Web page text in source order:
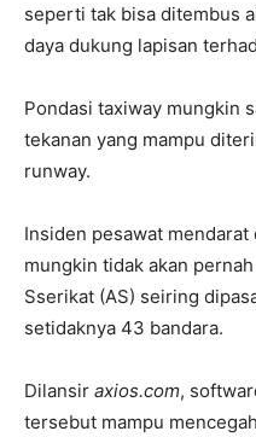
seperti tak bisa ditembus
daya dukung lapisan
Pondasi taxiway mungkin
tekanan yang mampu
runway.
Insiden pesawat
mungkin tidak akan
Sserikat (AS) seiring
setidaknya 43 bandara.
Dilansir axios.com,
tersebut mampu